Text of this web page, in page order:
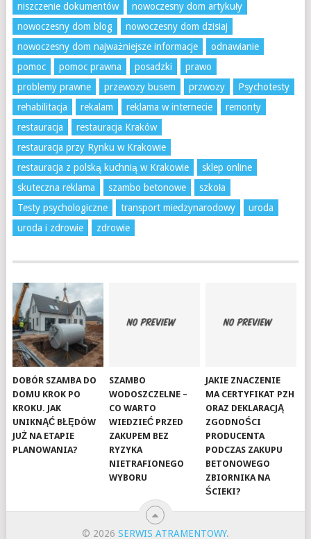
niszczenie dokumentów
nowoczesny dom artykuły
nowoczesny dom blog
nowoczesny dom dzisiaj
nowoczesny dom najważniejsze informacje
odnawianie
pomoc
pomoc prawna posadzki
prawo
problemy prawne
przewozy busem przwozy
Psychotesty
rehabilitacja
rekalam reklama w internecie
remonty
restauracja
restauracja Kraków
restauracja przy Rynku w Krakowie
restauracja z polską kuchnią w Krakowie
sklep online
skuteczna reklama
szambo betonowe
szkoła
Testy psychologiczne
transport miedzynarodowy
uroda
uroda i zdrowie
zdrowie
DOBÓR SZAMBA DO
DOMU KROK PO
KROKU. JAK
UNIKNĄĆ BŁĘDÓW
JUŻ NA ETAPIE
PLANOWANIA?
SZAMBO
WODOSZCZELNE –
CO WARTO
WIEDZIEĆ PRZED
ZAKUPEM BEZ
RYZYKA
NIETRAFIONEGO
WYBORU
JAKIE ZNACZENIE
MA CERTYFIKAT PZH
ORAZ DEKLARACJĄ
ZGODNOŚCI
PRODUCENTA
PODCZAS ZAKUPU
BETONOWEGO
ZBIORNIKA NA
ŚCIEKI?
© 2026 SERWIS ATRAMENTOWY.